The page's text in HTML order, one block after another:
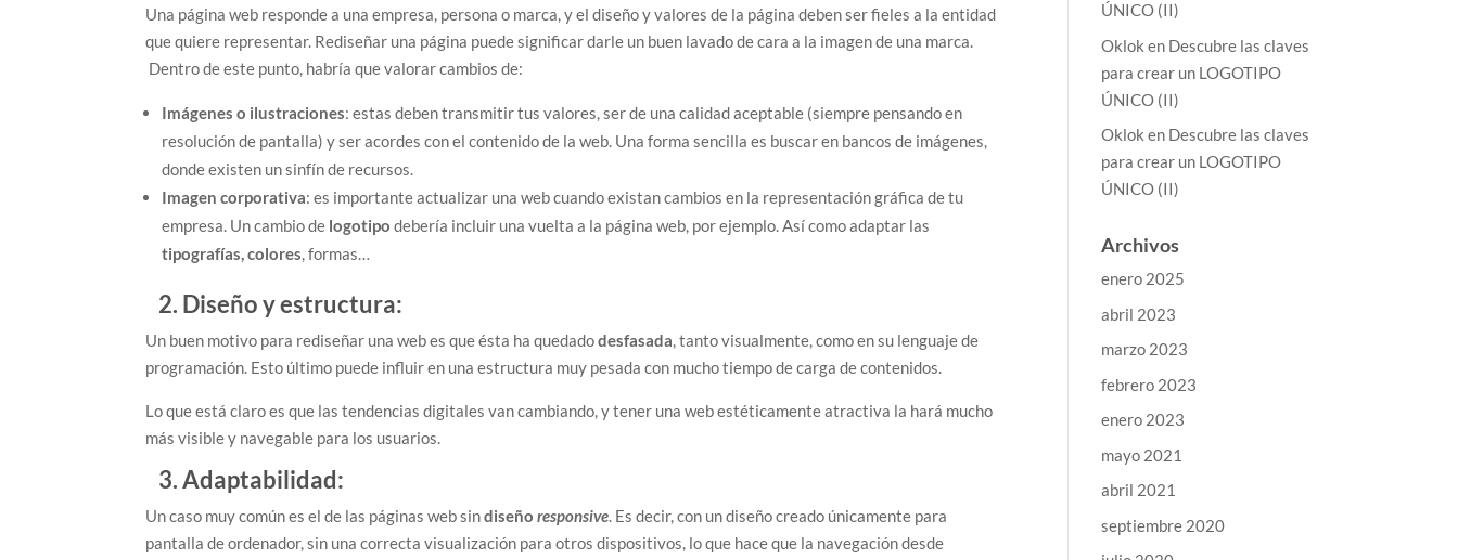
Una página web responde a una empresa, persona o marca, y el diseño y valores de la página deben ser fieles a la entidad
que quiere representar. Rediseñar una página puede significar darle un buen lavado de cara a la imagen de una marca.
Dentro de este punto, habría que valorar cambios de:
Imágenes o ilustraciones: estas deben transmitir tus valores, ser de una calidad aceptable (siempre pensando en
resolución de pantalla) y ser acordes con el contenido de la web. Una forma sencilla es buscar en bancos de imágenes,
donde existen un sinfín de recursos.
Imagen corporativa: es importante actualizar una web cuando existan cambios en la representación gráfica de tu
empresa. Un cambio de logotipo debería incluir una vuelta a la página web, por ejemplo. Así como adaptar las
tipografías, colores, formas…
2. Diseño y estructura:
Un buen motivo para rediseñar una web es que ésta ha quedadodesfasada, tanto visualmente, como en su lenguaje de
programación. Esto último puede influir en una estructura muy pesada con mucho tiempo de carga de contenidos.
Lo que está claro es que las tendencias digitales van cambiando, y tener una web estéticamente atractiva la hará mucho
más visible y navegable para los usuarios.
3. Adaptabilidad:
Un caso muy común es el de las páginas web sindiseñoresponsive. Es decir, con un diseño creado únicamente para
pantalla de ordenador, sin una correcta visualización para otros dispositivos, lo que hace que la navegación desde
ÚNICO (II)
Oklok en Descubre las claves
para crear un LOGOTIPO
ÚNICO (II)
Oklok en Descubre las claves
para crear un LOGOTIPO
ÚNICO (II)
Archivos
enero 2025
abril 2023
marzo 2023
febrero 2023
enero 2023
mayo 2021
abril 2021
septiembre 2020